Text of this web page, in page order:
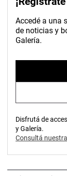
Accedé a una
de noticias y
Galería.
Disfrutá de
y Galería.
Consultá